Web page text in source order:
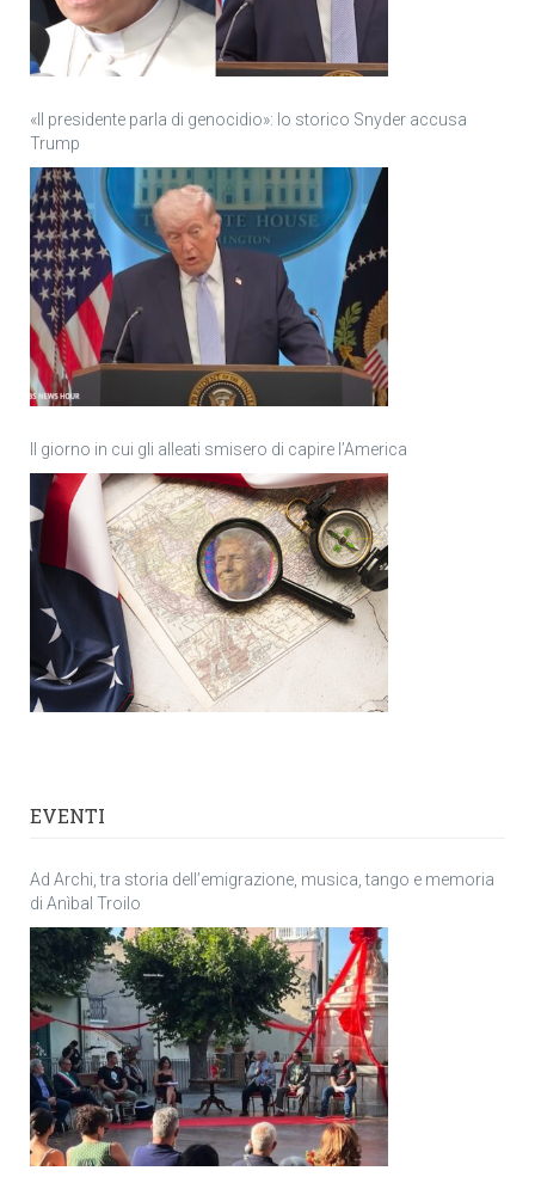
«Il presidente parla di genocidio»: lo storico Snyder accusa
Trump
Il giorno in cui gli alleati smisero di capire l’America
EVENTI
Ad Archi, tra storia dell’emigrazione, musica, tango e memoria
di Anìbal Troilo